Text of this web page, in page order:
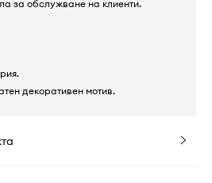
за обслужване на клиенти.
декоративен мотив.